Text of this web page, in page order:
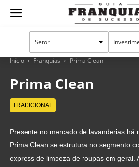
Guia
Franquias
Sucesso
Início Franquias Prima Clean
Prima Clean
TRADICIONAL
Presente no mercado de lavanderias há
Prima Clean se estrutura no segmento
express de limpeza de roupas em geral.